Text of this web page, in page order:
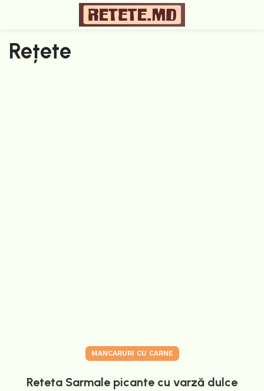
Rețete
MANCARURI CU CARNE
Reteta Sarmale picante cu varză dulce